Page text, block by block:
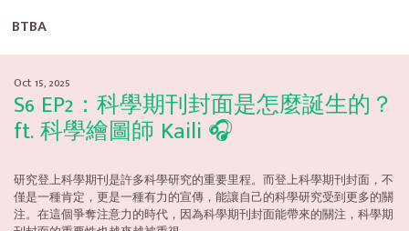
BTBA
Oct 15, 2025
S6 EP2：科學期刊封面是怎麼誕生的？
ft. 科學繪圖師 Kaili 🎧
研究登上科學期刊是許多科學研究的重要里程。而登上科學期刊封面，不
僅是一種肯定，更是一種有力的宣傳，能讓自己的科學研究受到更多的關
注。在這個爭奪注意力的時代，因為科學期刊封面能帶來的關注，科學期